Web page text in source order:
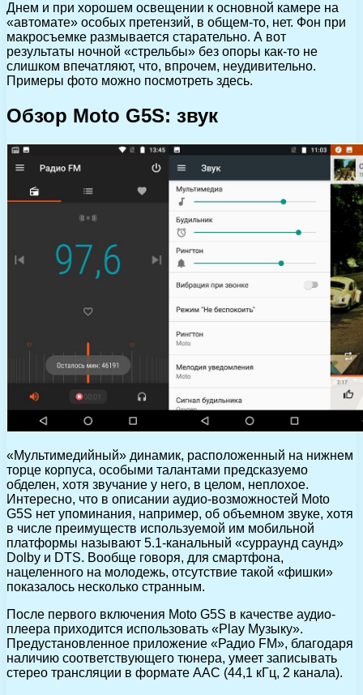
Днем и при хорошем освещении к основной камере на
«автомате» особых претензий, в общем-то, нет. Фон при
макросъемке размывается старательно. А вот
результаты ночной «стрельбы» без опоры как-то не
слишком впечатляют, что, впрочем, неудивительно.
Примеры фото можно посмотреть здесь.
Обзор Moto G5S: звук
«Мультимедийный» динамик, расположенный на нижнем
торце корпуса, особыми талантами предсказуемо
обделен, хотя звучание у него, в целом, неплохое.
Интересно, что в описании аудио-возможностей Moto
G5S нет упоминания, например, об объемном звуке, хотя
в числе преимуществ используемой им мобильной
платформы называют 5.1-канальный «сурраунд саунд»
Dolby и DTS. Вообще говоря, для смартфона,
нацеленного на молодежь, отсутствие такой «фишки»
показалось несколько странным.
После первого включения Moto G5S в качестве аудио-
плеера приходится использовать «Play Музыку».
Предустановленное приложение «Радио FM», благодаря
наличию соответствующего тюнера, умеет записывать
стерео трансляции в формате AAC (44,1 кГц, 2 канала).